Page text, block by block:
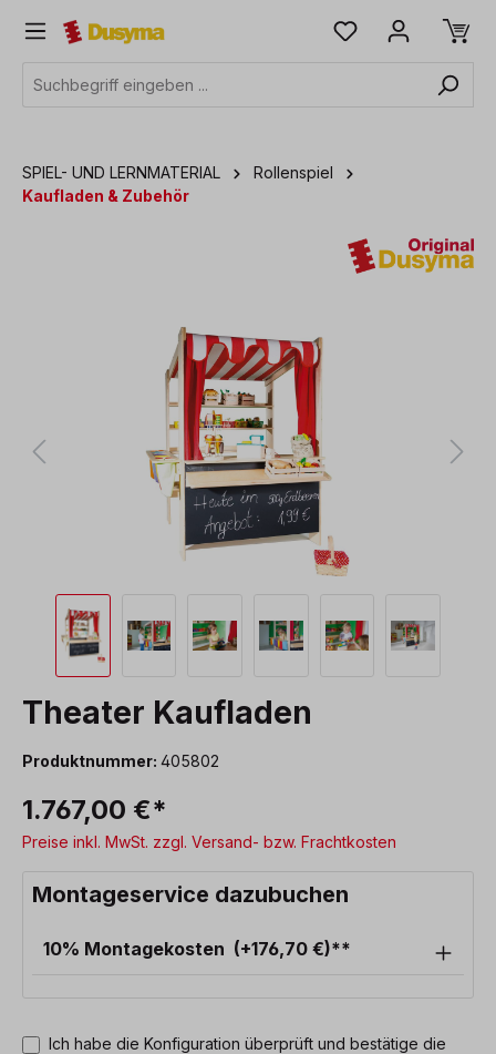
springen
SPIEL- UND LERNMATERIAL
Rollenspiel
Kaufladen & Zubehör
Bildergalerie überspringen
Theater Kaufladen
Produktnummer: 405802
1.767,00 €*
Preise inkl. MwSt. zzgl. Versand- bzw. Frachtkosten
Montageservice dazubuchen
10% Montagekosten (+176,70 €)**
Ich habe die Konfiguration überprüft und bestätige die